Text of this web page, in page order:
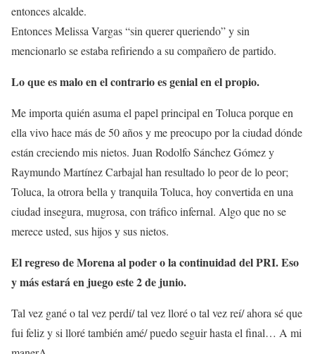
entonces alcalde.
Entonces Melissa Vargas “sin querer queriendo” y sin
mencionarlo se estaba refiriendo a su compañero de partido.
Lo que es malo en el contrario es genial en el propio.
Me importa quién asuma el papel principal en Toluca porque en
ella vivo hace más de 50 años y me preocupo por la ciudad dónde
están creciendo mis nietos. Juan Rodolfo Sánchez Gómez y
Raymundo Martínez Carbajal han resultado lo peor de lo peor;
Toluca, la otrora bella y tranquila Toluca, hoy convertida en una
ciudad insegura, mugrosa, con tráfico infernal. Algo que no se
merece usted, sus hijos y sus nietos.
El regreso de Morena al poder o la continuidad del PRI. Eso
y más estará en juego este 2 de junio.
Tal vez gané o tal vez perdí/ tal vez lloré o tal vez reí/ ahora sé que
fui feliz y si lloré también amé/ puedo seguir hasta el final… A mi